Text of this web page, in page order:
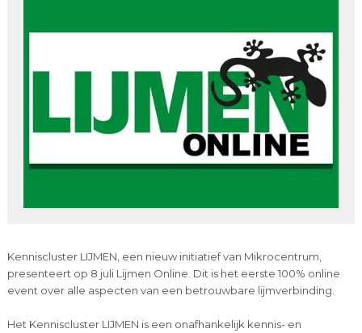
Kenniscluster LIJMEN, een nieuw initiatief van Mikrocentrum,
presenteert op 8 juli Lijmen Online. Dit is het eerste 100% online
event over alle aspecten van een betrouwbare lijmverbinding.
Het Kenniscluster LIJMEN is een onafhankelijk kennis- en